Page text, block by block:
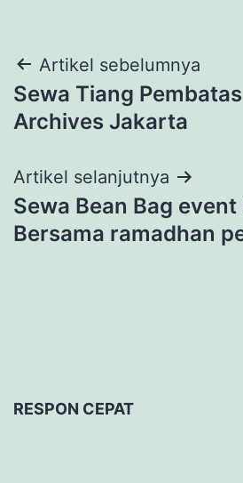
Navigasi
pos
Artikel sebelumnya
Sewa Tiang
Archives Jakarta
Artikel selanjutnya
Sewa Bean Bag event
Bersama ramadhan
RESPON CEPAT